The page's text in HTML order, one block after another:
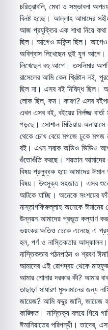
চরিত্রাবলি, মেধা ও সম্ভাবনা
বিনষ্ট হচ্ছে। আল্লাহ আমাদের
আজ প্রযুক্তির এক শাখা নিয়ে
ছিল। আগেও ডকিন্স ছিল।
অবিশ্বাস লিখেছেন দুই যুগ
লিখেছেন বহু আগে। তসলিমার
রাসেলের আমি কেন খ্রিষ্টান
ছিল না। এসব বই নিষিদ্ধ ছিল।
লোক ছিল, কম। কারণ? এসব
এখন এসব বই, বইয়ের নির্লজ্জ
পড়ছে। সোশাল মিডিয়ায়
থেকে চোখ বেয়ে মগজে ঢুকে
বই। এখন সবাক অডিও ভিডিও
গুঁতোগুঁতি করছে। শয়তান আমাদের
বিষয় প্রলুব্ধক হয়ে আমাদের
বিষয়। উৎসুক্য সহজাত। এসব
আটকে যাচ্ছি। অনেকে সংশয়ের
নাস্তাগফিরুল্লাহ অনেকে ঈমানের
উন্নয়ন আমাদের প্রভূত কল্যাণ
ভয়ংকর ক্ষতিও ঢেকে এনেছে এ
হল, পর্ণ ও নাস্তিকতার আস্ফালন।
নাস্তিকতার পঠনপাঠন ও শ্রবণ
আমাদের এই রোগদ্বয় থেকে
আমার শোনার দরকার কী? আমার
তাছাড়া সাধারণ মুসলমানের জন্য
জায়েজ? আমি যদ্দুর জানি, জায়েজ
কাঙ্ক্ষিত। নাস্তিক্য বলয়ে গিয়ে
ঈমানিয়াতের পরিপন্থী। তাদের,